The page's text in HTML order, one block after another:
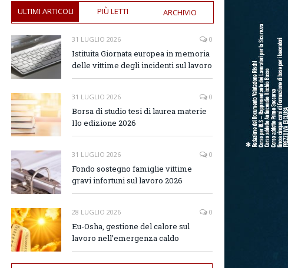
ULTIMI ARTICOLI PIÙ LETTI ARCHIVIO
31 LUGLIO 2026 0
Istituita Giornata europea in memoria
delle vittime degli incidenti sul lavoro
31 LUGLIO 2026 0
Borsa di studio tesi di laurea materie
Ilo edizione 2026
31 LUGLIO 2026 0
Fondo sostegno famiglie vittime
gravi infortuni sul lavoro 2026
28 LUGLIO 2026 0
Eu-Osha, gestione del calore sul
lavoro nell’emergenza caldo